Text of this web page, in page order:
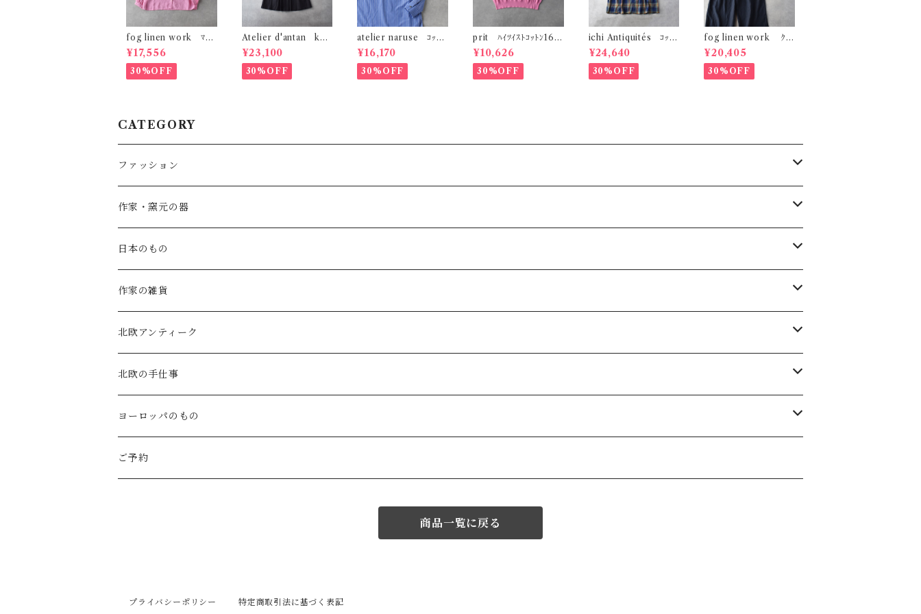
fog linen work ﾏｷﾞ
ｰﾄｯﾌﾟ (ｼﾞｬｻﾝﾄ (ﾋﾟﾝｸ
系)) LWC022
¥17,556
30%OFF
Atelier d'antan kob
ell ｺｯﾄﾝﾄﾞﾚｽ (ﾀﾞｰｸｸﾞ
ﾚｰ)
¥23,100
30%OFF
atelier naruse ｺｯﾄﾝ
ﾓｯｸﾈｯｸﾌﾞﾗｳｽ ～ｽﾄﾗｲﾌﾟ
～ (ﾌﾞﾙｰｽﾄﾗｲﾌﾟ) F02
089＿B
¥16,170
30%OFF
prit ﾊｲﾂｲｽﾄｺｯﾄﾝ16G
天竺編み 襟付き5分袖
ﾜｲﾄﾞﾌﾟﾙｵｰﾊﾞｰ (ﾋﾟﾝｸ)
P916108
¥10,626
30%OFF
ichi Antiquités ｺｯﾄﾝ
ﾘﾈﾝﾏﾄﾞﾗｽﾁｪｯｸﾜﾝﾋﾟｰｽ
(ﾈｲﾋﾞｰ) 1100902
¥24,640
30%OFF
fog linen work ｸﾗ
ﾗ ｻﾛﾍﾟｯﾄ ( ﾆｭｲ(ﾈｲﾋﾞｰ
系)) LWC034
¥20,405
30%OFF
CATEGORY
ファッション
SALE
atelier naruse
atelier naruse (ﾌｫｰﾏﾙ)
MAGALI
Gauze#
ROBE de PEAU
LABORATORY
作家・窯元の器
矢島操(器)
小鹿田焼の器
中川紀夫(器)
斉藤幸代（器）
icura(木工）
でく工房(ガラス)
日本のもの
コーヒーの道具
鳥越の竹細工(岩手)
わら細工たくぼ(宮崎)
南部鉄器(岩手)
佐渡の釜敷(新潟)
作家の雑貨
habotan
幸生窯
kitona(木製ﾌﾞﾛｰﾁ)
edge(革ﾌﾞﾛｰﾁ)
北欧アンティーク
ARABIA・iittala
グラスウェア
Kronjyden/B&G
北欧の手仕事
白樺の雑貨
白樺のオーナメント
ヨーロッパのもの
スウェーデン
ご予約
商品一覧に戻る
プライバシーポリシー 特定商取引法に基づく表記